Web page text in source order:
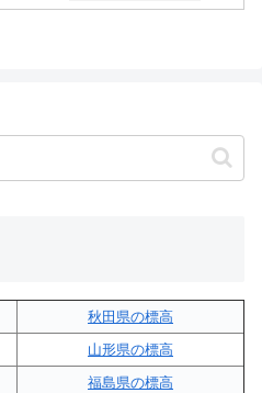
秋田県の標高
山形県の標高
福島県の標高